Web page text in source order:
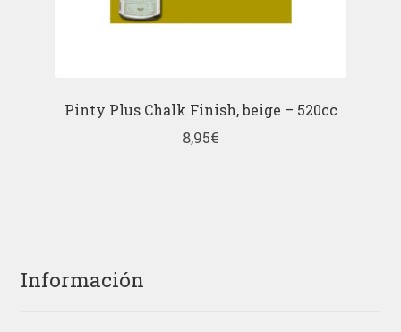
Pinty Plus Chalk Finish, beige – 520cc
8,95€
Información